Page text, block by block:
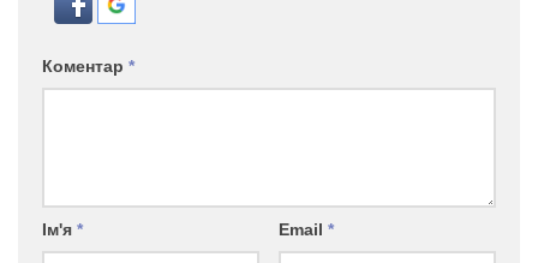
Коментар *
Ім'я * Email *